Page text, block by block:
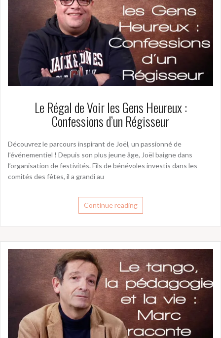
Le Régal de Voir les Gens Heureux :
Confessions d’un Régisseur
Découvrez le parcours inspirant de Joël, un passionné de
l’événementiel ! Depuis son plus jeune âge, Joël baigne dans
l’organisation de festivités. Fils de bénévoles investis dans les
comités des fêtes, il a grandi au
Continue reading